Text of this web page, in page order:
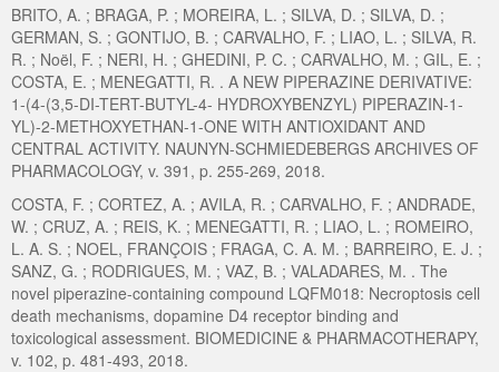
BRITO, A. ; BRAGA, P. ; MOREIRA, L. ; SILVA, D. ; SILVA, D. ;
GERMAN, S. ; GONTIJO, B. ; CARVALHO, F. ; LIAO, L. ; SILVA, R.
R. ; Noël, F. ; NERI, H. ; GHEDINI, P. C. ; CARVALHO, M. ; GIL, E. ;
COSTA, E. ; MENEGATTI, R. . A NEW PIPERAZINE DERIVATIVE:
1-(4-(3,5-DI-TERT-BUTYL-4- HYDROXYBENZYL) PIPERAZIN-1-
YL)-2-METHOXYETHAN-1-ONE WITH ANTIOXIDANT AND
CENTRAL ACTIVITY. NAUNYN-SCHMIEDEBERGS ARCHIVES OF
PHARMACOLOGY, v. 391, p. 255-269, 2018.
COSTA, F. ; CORTEZ, A. ; AVILA, R. ; CARVALHO, F. ; ANDRADE,
W. ; CRUZ, A. ; REIS, K. ; MENEGATTI, R. ; LIAO, L. ; ROMEIRO,
L. A. S. ; NOEL, FRANÇOIS ; FRAGA, C. A. M. ; BARREIRO, E. J. ;
SANZ, G. ; RODRIGUES, M. ; VAZ, B. ; VALADARES, M. . The
novel piperazine-containing compound LQFM018: Necroptosis cell
death mechanisms, dopamine D4 receptor binding and
toxicological assessment. BIOMEDICINE & PHARMACOTHERAPY,
v. 102, p. 481-493, 2018.